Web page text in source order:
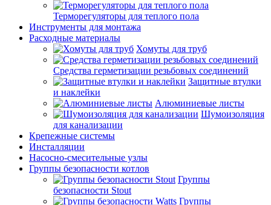
Терморегуляторы для теплого пола
Инструменты для монтажа
Расходные материалы
Хомуты для труб
Средства герметизации резьбовых соединений
Защитные втулки
и наклейки
Алюминиевые листы
Шумоизоляция
для канализации
Крепежные системы
Инсталляции
Насосно-смесительные узлы
Группы безопасности котлов
Группы
безопасности Stout
Группы